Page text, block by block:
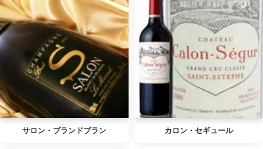
サロン・ブランドブラン カロン・セギュール